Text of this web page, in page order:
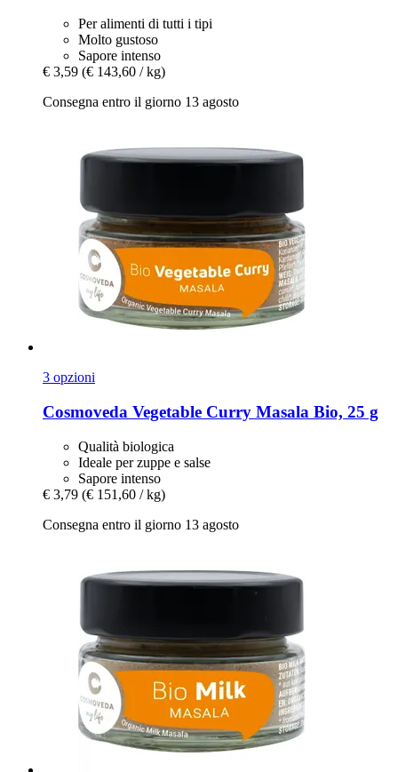
Per alimenti di tutti i tipi
Molto gustoso
Sapore intenso
€ 3,59 (€ 143,60 / kg)
Consegna entro il giorno 13 agosto
3 opzioni
Cosmoveda Vegetable Curry Masala Bio, 25 g
Qualità biologica
Ideale per zuppe e salse
Sapore intenso
€ 3,79 (€ 151,60 / kg)
Consegna entro il giorno 13 agosto